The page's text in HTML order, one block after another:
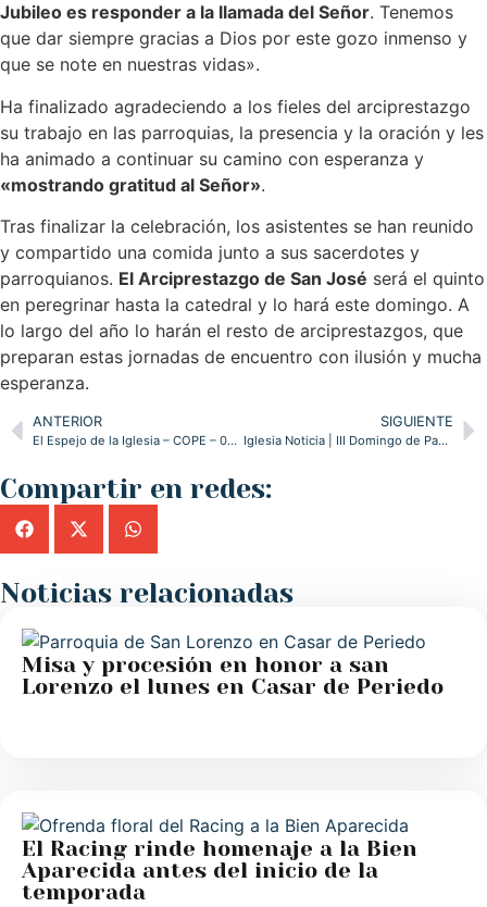
Jubileo es responder a la llamada del Señor. Tenemos
que dar siempre gracias a Dios por este gozo inmenso y
que se note en nuestras vidas».
Ha finalizado agradeciendo a los fieles del arciprestazgo
su trabajo en las parroquias, la presencia y la oración y les
ha animado a continuar su camino con esperanza y
«mostrando gratitud al Señor».
Tras finalizar la celebración, los asistentes se han reunido
y compartido una comida junto a sus sacerdotes y
parroquianos. El Arciprestazgo de San José será el quinto
en peregrinar hasta la catedral y lo hará este domingo. A
lo largo del año lo harán el resto de arciprestazgos, que
preparan estas jornadas de encuentro con ilusión y mucha
esperanza.
ANTERIOR
El Espejo de la Iglesia – COPE – 02/05/2025
SIGUIENTE
Iglesia Noticia | III Domingo de Pascua & Día Mundial del Comercio Justo
Compartir en redes:
Noticias relacionadas
Misa y procesión en honor a san
Lorenzo el lunes en Casar de Periedo
El Racing rinde homenaje a la Bien
Aparecida antes del inicio de la
temporada